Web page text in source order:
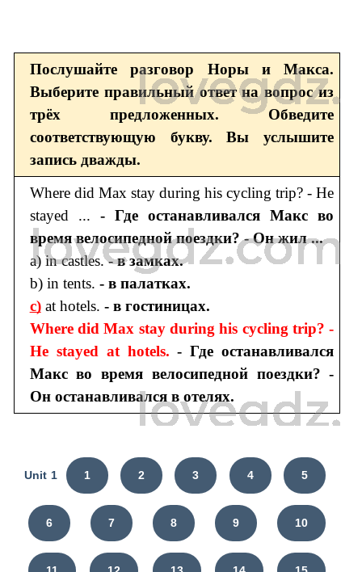
Послушайте разговор Норы и Макса.
Выберите правильный ответ на вопрос из
трёх предложенных. Обведите
соответствующую букву. Вы услышите
запись дважды.
Where did Max stay during his cycling trip? - He
stayed ... - Где останавливался Макс во
время велосипедной поездки? - Он жил ...
a) in castles.- в замках.
b) in tents. - в палатках.
c)at hotels. - в гостиницах.
Where did Max stay during his cycling trip? -
He stayed at hotels. - Где останавливался
Макс во время велосипедной поездки? -
Он останавливался в отелях.
Unit 1 1 2 3 4 5
6 7 8 9 10